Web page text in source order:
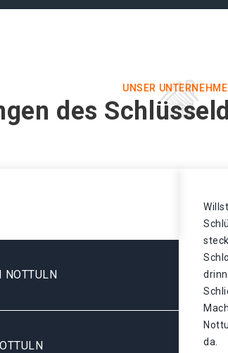
UNSER
des
NOTTULN
da.